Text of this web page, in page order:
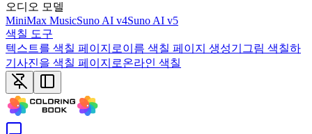
오디오 모델
MiniMax MusicSuno AI v4Suno AI v5
색칠 도구
텍스트를 색칠 페이지로이름 색칠 페이지 생성기 그림 색칠하
기 사진을 색칠 페이지로온라인 색칠